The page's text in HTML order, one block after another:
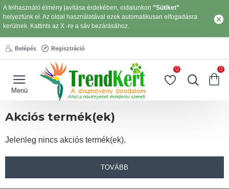
A felhasználó élmény javítása érdekében, oldalunkon ”Sütiket”
helyeztünk el. Az oldal használatával ezek automatikusan elfogadásra
kerülnek. Kattints az X -re a sáv bezárásához.
Belépés Regisztráció
0 0
Akciós termék(ek)
Jelenleg nincs akciós termék(ek).
TOVÁBB